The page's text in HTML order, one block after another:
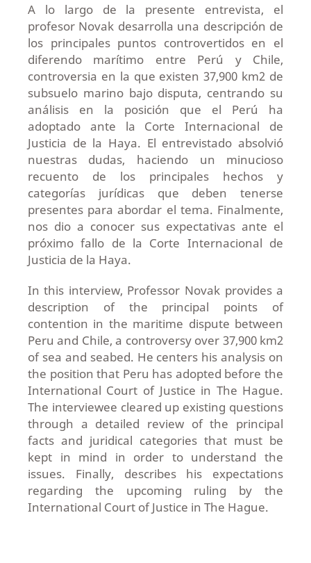
A lo largo de la presente entrevista, el
profesor Novak desarrolla una descripción de
los principales puntos controvertidos en el
diferendo marítimo entre Perú y Chile,
controversia en la que existen 37,900 km2 de
subsuelo marino bajo disputa, centrando su
análisis en la posición que el Perú ha
adoptado ante la Corte Internacional de
Justicia de la Haya. El entrevistado absolvió
nuestras dudas, haciendo un minucioso
recuento de los principales hechos y
categorías jurídicas que deben tenerse
presentes para abordar el tema. Finalmente,
nos dio a conocer sus expectativas ante el
próximo fallo de la Corte Internacional de
Justicia de la Haya.
In this interview, Professor Novak provides a
description of the principal points of
contention in the maritime dispute between
Peru and Chile, a controversy over 37,900 km2
of sea and seabed. He centers his analysis on
the position that Peru has adopted before the
International Court of Justice in The Hague.
The interviewee cleared up existing questions
through a detailed review of the principal
facts and juridical categories that must be
kept in mind in order to understand the
issues. Finally, describes his expectations
regarding the upcoming ruling by the
International Court of Justice in The Hague.